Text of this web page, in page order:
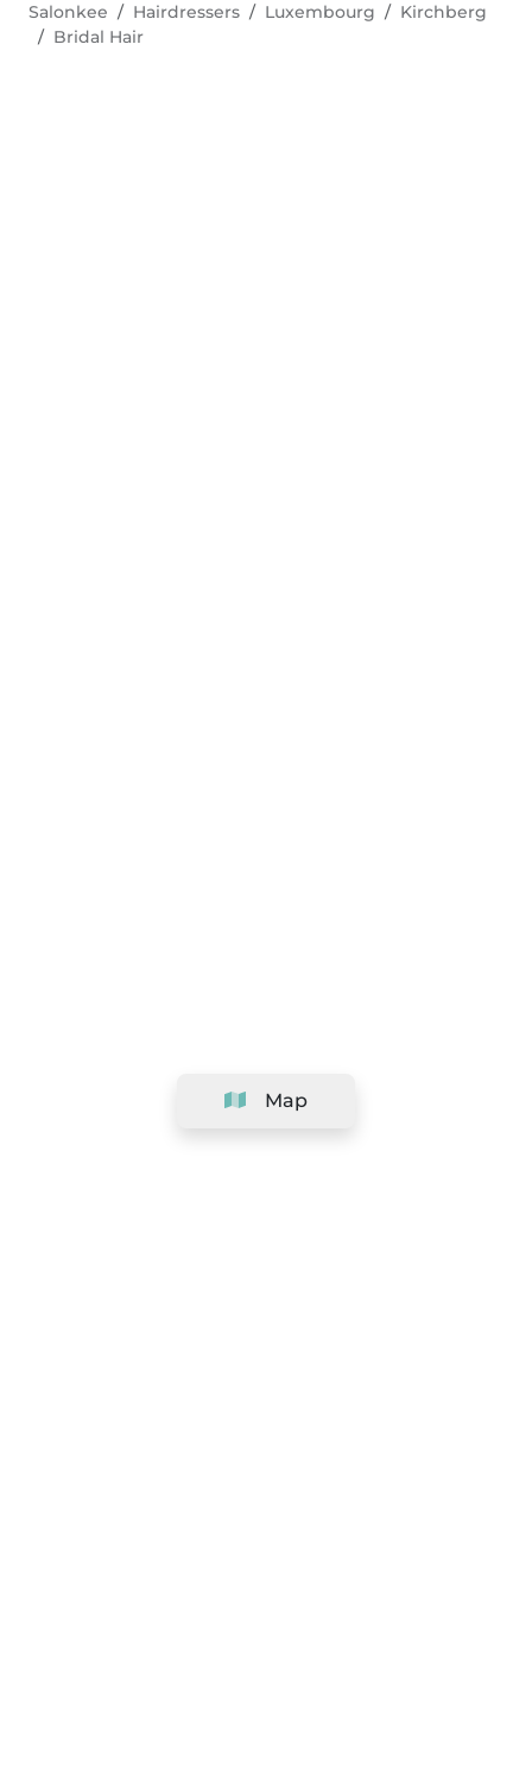
Map
Salonkee Hairdressers Luxembourg
Kirchberg
Bridal Hair